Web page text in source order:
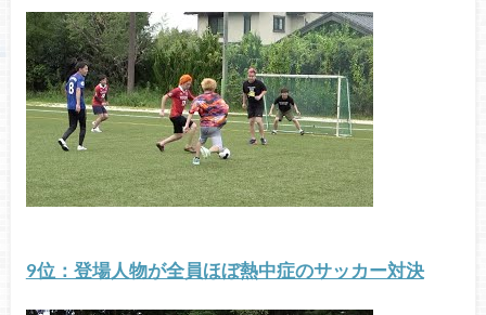
9位：登場人物が全員ほぼ熱中症のサッカー対決